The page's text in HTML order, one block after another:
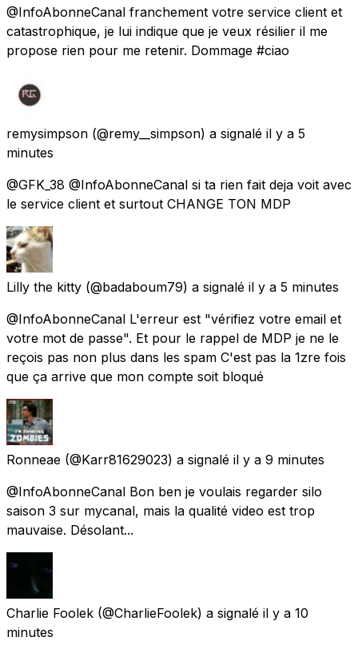
@InfoAbonneCanal franchement votre service client et
catastrophique, je lui indique que je veux résilier il me
propose rien pour me retenir. Dommage #ciao
remysimpson (@remy__simpson) a signalé il y a 5
minutes
@GFK_38 @InfoAbonneCanal si ta rien fait deja voit avec
le service client et surtout CHANGE TON MDP
Lilly the kitty (@badaboum79) a signalé il y a 5 minutes
@InfoAbonneCanal L'erreur est "vérifiez votre email et
votre mot de passe". Et pour le rappel de MDP je ne le
reçois pas non plus dans les spam C'est pas la 1zre fois
que ça arrive que mon compte soit bloqué
Ronneae (@Karr81629023) a signalé il y a 9 minutes
@InfoAbonneCanal Bon ben je voulais regarder silo
saison 3 sur mycanal, mais la qualité video est trop
mauvaise. Désolant...
Charlie Foolek (@CharlieFoolek) a signalé il y a 10
minutes